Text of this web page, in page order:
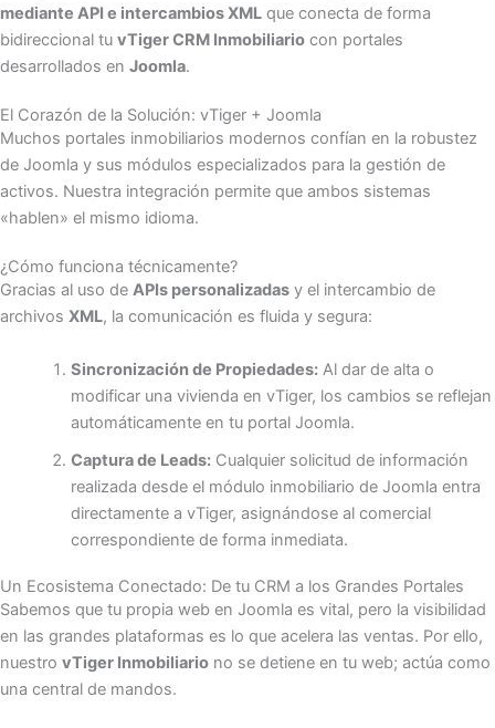
mediante API e intercambios XML que conecta de forma
bidireccional tu vTiger CRM Inmobiliario con portales
desarrollados en Joomla.
El Corazón de la Solución: vTiger + Joomla
Muchos portales inmobiliarios modernos confían en la robustez
de Joomla y sus módulos especializados para la gestión de
activos. Nuestra integración permite que ambos sistemas
«hablen» el mismo idioma.
¿Cómo funciona técnicamente?
Gracias al uso de APIs personalizadas y el intercambio de
archivos XML, la comunicación es fluida y segura:
Sincronización de Propiedades:Al dar de alta o
modificar una vivienda en vTiger, los cambios se reflejan
automáticamente en tu portal Joomla.
Captura de Leads:Cualquier solicitud de información
realizada desde el módulo inmobiliario de Joomla entra
directamente a vTiger, asignándose al comercial
correspondiente de forma inmediata.
Un Ecosistema Conectado: De tu CRM a los Grandes Portales
Sabemos que tu propia web en Joomla es vital, pero la visibilidad
en las grandes plataformas es lo que acelera las ventas. Por ello,
nuestro vTiger Inmobiliario no se detiene en tu web; actúa como
una central de mandos.